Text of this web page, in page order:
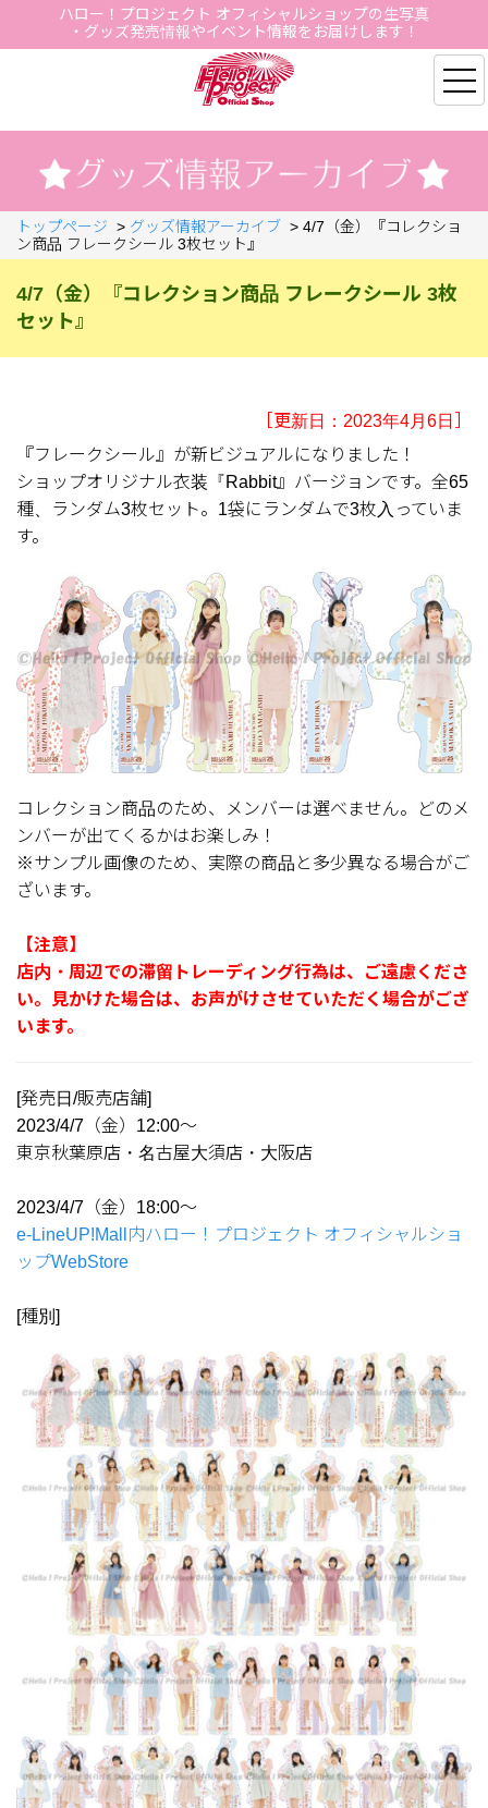
ハロー！プロジェクト オフィシャルショップの生写真
・グッズ発売情報やイベント情報をお届けします！
Hello Project Official
トップページ > グッズ情報アーカイブ > 4/7（金）『コレクショ
ン商品 フレークシール 3枚セット』
4/7（金）『コレクション商品 フレークシール 3枚
セット』
［更新日：2023年4月6日］
『フレークシール』が新ビジュアルになりました！
ショップオリジナル衣装『Rabbit』バージョンです。全65
種、ランダム3枚セット。1袋にランダムで3枚入っていま
す。
コレクション商品のため、メンバーは選べません。どのメ
ンバーが出てくるかはお楽しみ！
※サンプル画像のため、実際の商品と多少異なる場合がご
ざいます。
【注意】
店内・周辺での滞留トレーディング行為は、ご遠慮くださ
い。見かけた場合は、お声がけさせていただく場合がござ
います。
[発売日/販売店舗]
2023/4/7（金）12:00～
東京秋葉原店・名古屋大須店・大阪店
2023/4/7（金）18:00～
e-LineUP!Mall内ハロー！プロジェクト オフィシャルショ
ップWebStore
[種別]